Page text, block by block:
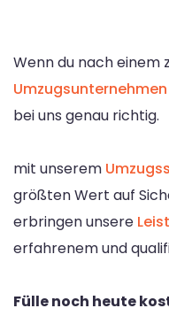
Wenn du nach einem
bei uns genau richtig.
mit unserem
größten Wert auf
erbringen unsere
erfahrenem und
Fülle noch heute